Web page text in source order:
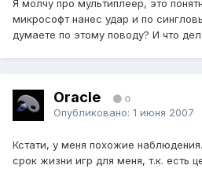
Я молчу про мультиплеер, это
микрософт нанес удар и по
думаете по этому поводу? И что
Oracle 0
Опубликовано: 1 июня 2007
Кстати, у меня похожие
срок жизни игр для меня, т.к. есть